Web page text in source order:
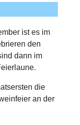
ist es im
den
dann im
die
an der